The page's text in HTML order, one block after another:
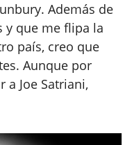
Además de
y que me flipa la
país, creo que
Aunque por
Joe Satriani,